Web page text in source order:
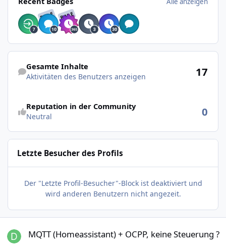
RARE RARE
Aktivitäten des Benutzers anzeigen
Gesamte Inhalte
Aktivitäten des Benutzers anzeigen 17
Reputation in der Community
Neutral 0
Letzte Besucher des Profils
Der "Letzte Profil-Besucher"-Block ist deaktiviert und
wird anderen Benutzern nicht angezeit.
MQTT (Homeassistant) + OCPP, keine Steuerung ?